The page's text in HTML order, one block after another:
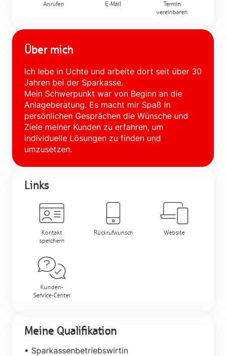
Anrufen E-Mail
Termin
vereinbaren
Über mich
Ich lebe in Uchte und arbeite dort seit über 30
Jahren bei der Sparkasse.
Mein Schwerpunkt war von Beginn an die
Anlageberatung. Es macht mir Spaß in
persönlichen Gesprächen die Wünsche und
Ziele meiner Kunden zu erfahren, um
individuelle Lösungen zu finden und
umzusetzen.
Links
Kontakt
speichern
Rückrufwunsch Website
Kunden-
Service-Center
Meine Qualifikation
• Sparkassenbetriebswirtin